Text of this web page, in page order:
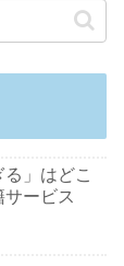
る」はどこ
ービス